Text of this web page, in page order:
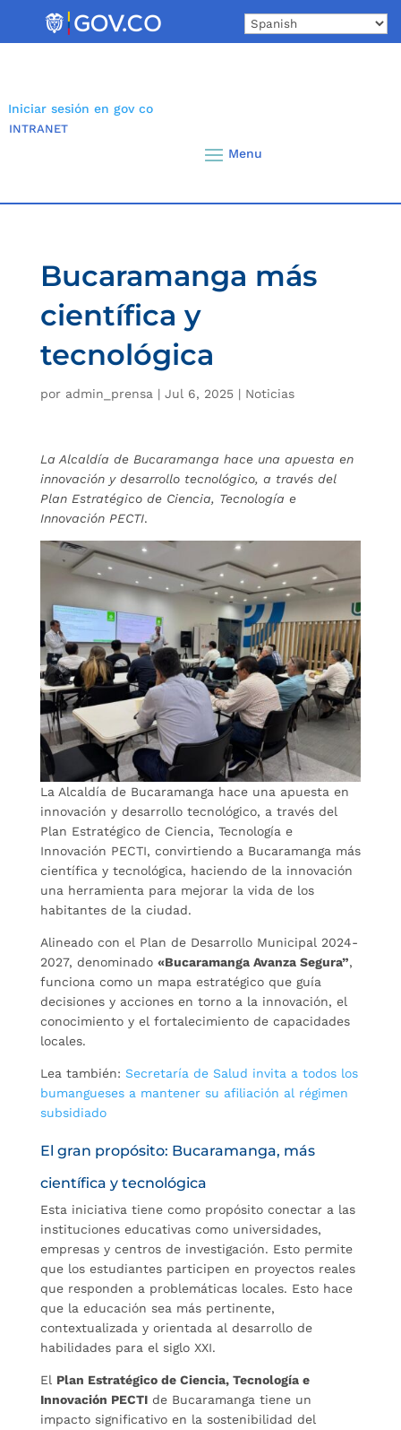
Iniciar sesión en gov co
INTRANET
Bucaramanga más
científica y
tecnológica
por admin_prensa | Jul 6, 2025| Noticias
La Alcaldía de Bucaramanga hace una apuesta en
innovación y desarrollo tecnológico, a través del
Plan Estratégico de Ciencia, Tecnología e
Innovación PECTI.
La Alcaldía de Bucaramanga hace una apuesta en
innovación y desarrollo tecnológico, a través del
Plan Estratégico de Ciencia, Tecnología e
Innovación PECTI, convirtiendo a Bucaramanga más
científica y tecnológica, haciendo de la innovación
una herramienta para mejorar la vida de los
habitantes de la ciudad.
Alineado con el Plan de Desarrollo Municipal 2024-
2027, denominado «Bucaramanga Avanza Segura”,
funciona como un mapa estratégico que guía
decisiones y acciones en torno a la innovación, el
conocimiento y el fortalecimiento de capacidades
locales.
Lea también: Secretaría de Salud invita a todos los
bumangueses a mantener su afiliación al régimen
subsidiado
El gran propósito: Bucaramanga, más
científica y tecnológica
Esta iniciativa tiene como propósito conectar a las
instituciones educativas como universidades,
empresas y centros de investigación. Esto permite
que los estudiantes participen en proyectos reales
que responden a problemáticas locales. Esto hace
que la educación sea más pertinente,
contextualizada y orientada al desarrollo de
habilidades para el siglo XXI.
El Plan Estratégico de Ciencia, Tecnología e
Innovación PECTIde Bucaramanga tiene un
impacto significativo en la sostenibilidad del